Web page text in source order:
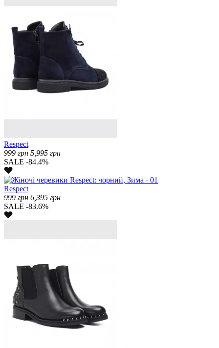
Respect
999 грн 5,995 грн
SALE -84.4%
Respect
999 грн 6,395 грн
SALE -83.6%